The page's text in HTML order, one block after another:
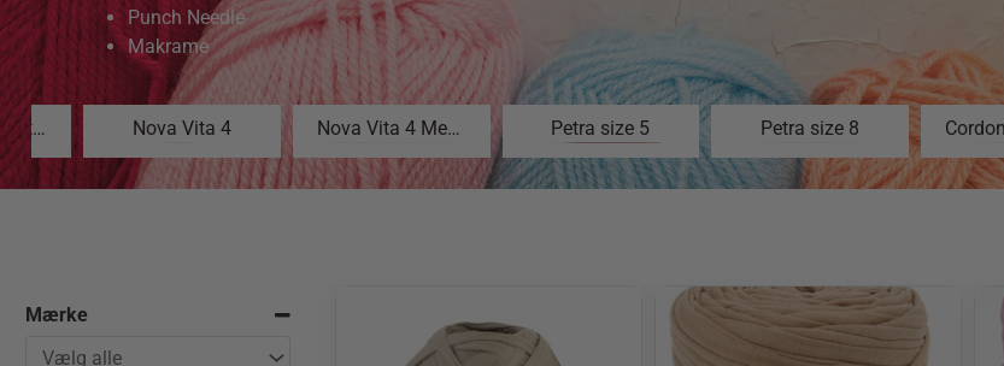
Punch Needle
Makrame
ECO Vita T-Shirt Yarn Nova Vita 4 Nova Vita 4 Metallic Petra size 5 Petra size 8
Mærke